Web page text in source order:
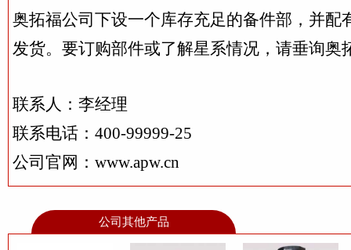
奥拓福公司下设一个库存充足的备件部，并
发货。要订购部件或了解星系情况，请垂询奥
联系人：李经理
联系电话：400-99999-25
公司官网：www.apw.cn
公司其他产品